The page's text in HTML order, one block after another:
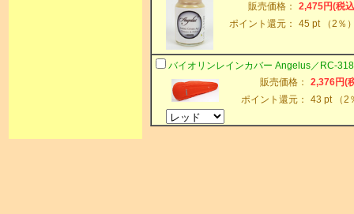
販売価格：
2,475円(税
ポイント還元：
45 pt （2％
バイオリンレインカバー Angelus／ RC-
販売価格：
2,376円(
ポイント還元：
43 pt （2